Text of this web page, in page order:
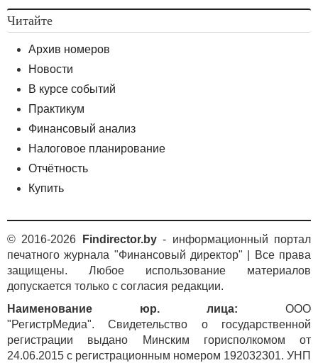
Читайте
Архив номеров
Новости
В курсе событий
Практикум
Финансовый анализ
Налоговое планирование
Отчётность
Купить
© 2016-2026 Findirector.by- информационный портал
печатного журнала "Финансовый директор" | Все права
защищены. Любое использование материалов
допускается только с согласия редакции.
Наименование юр. лица: ООО
"РегистрМедиа". Свидетельство о государственной
регистрации выдано Минским горисполкомом от
24.06.2015 с регистрационным номером 192032301. УНП